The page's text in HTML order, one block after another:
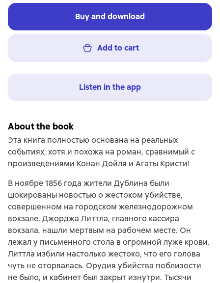
Buy and download
Add to cart
Listen in the app
About the book
Эта книга полностью основана на реальных
событиях, хотя и похожа на роман, сравнимый с
произведениями Конан Дойля и Агаты Кристи!
В ноябре 1856 года жители Дублина были
шокированы новостью о жестоком убийстве,
совершенном на городском железнодорожном
вокзале. Джорджа Литтла, главного кассира
вокзала, нашли мертвым на рабочем месте. Он
лежал у письменного стола в огромной луже крови.
Литтла избили настолько жестоко, что его голова
чуть не оторвалась. Орудия убийства поблизости
не было, и кабинет был закрыт изнутри. Тысячи